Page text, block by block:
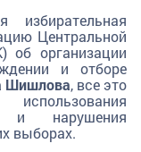
избирательная
Центральной
об организации
и отборе
Шишлова, все это
и нарушения
выборах.